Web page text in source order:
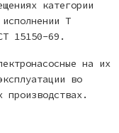
категории
Т
15150-69.
на их
во
производствах.